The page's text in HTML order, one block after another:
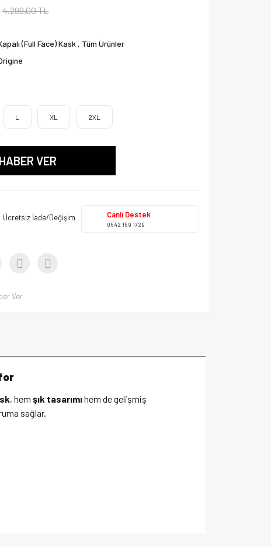
4.299,00 TL
(Full Face) Kask , Tüm Ürünler
L XL 2XL
VER
Ücretsiz İade/Değişim Canlı Destek
0542 159 1729
Ver
, hem şık tasarımıhem de gelişmiş
sağlar.